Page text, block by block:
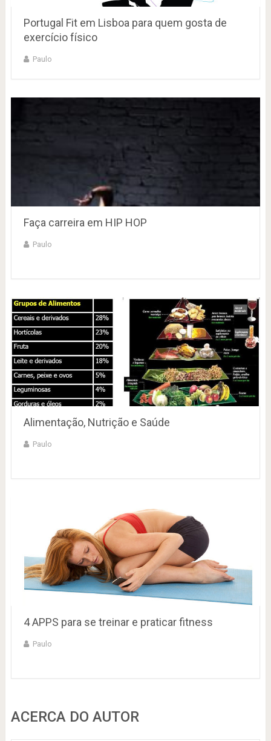
Portugal Fit em Lisboa para quem gosta de
exercício físico
Paulo
Faça carreira em HIP HOP
Paulo
Alimentação, Nutrição e Saúde
Paulo
4 APPS para se treinar e praticar fitness
Paulo
ACERCA DO AUTOR